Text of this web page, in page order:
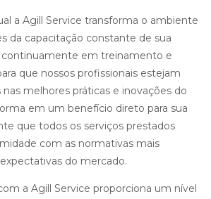
a Agill Service transforma o ambiente
da capacitação constante de sua
em treinamento e
que nossos profissionais estejam
melhores práticas e inovações do
em um benefício direto para sua
que todos os serviços prestados
com as normativas mais
do mercado.
a Agill Service proporciona um nível